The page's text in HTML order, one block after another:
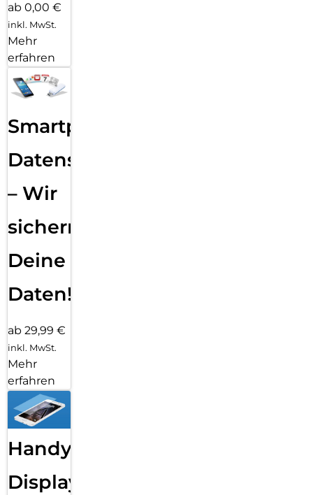
ab 0,00 €
inkl. MwSt.
Mehr
erfahren
Smartphone
Datensicherung
– Wir
sichern
Deine
Daten!
ab 29,99 €
inkl. MwSt.
Mehr
erfahren
Handy
Displayfolie